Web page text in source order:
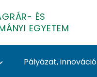
ÉS
EGYETEM
Pályázat, innováció